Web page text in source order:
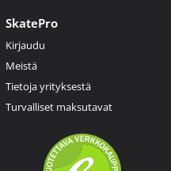
SkatePro
Kirjaudu
Meistä
Tietoja yrityksestä
Turvalliset maksutavat